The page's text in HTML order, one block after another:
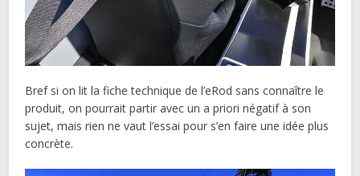
Bref si on lit la fiche technique de l’eRod sans connaître le
produit, on pourrait partir avec un a priori négatif à son
sujet, mais rien ne vaut l’essai pour s’en faire une idée plus
concrète.